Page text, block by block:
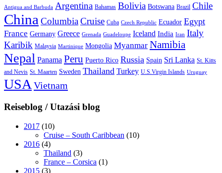
Antigua and Barbuda Argentina Bahamas Bolivia Botswana Brazil Chile
China ColumbiaCruise Cuba Czech Republic Ecuador Egypt
France Germany Greece Grenada Guadeloupe Iceland India Iran Italy
Karibik Malaysia Martinique Mongolia Myanmar Namibia
Nepal Panama Peru Puerto Rico Russia Spain Sri Lanka St. Kitts
and Nevis St. Maarten Sweden Thailand Turkey U.S.Virgin Islands Uruguay
USAVietnam
Reiseblog / Utazási blog
2017 (10)
Cruise – South Caribbean (10)
2016 (4)
Thailand (3)
France – Corsica (1)
2015 (3)